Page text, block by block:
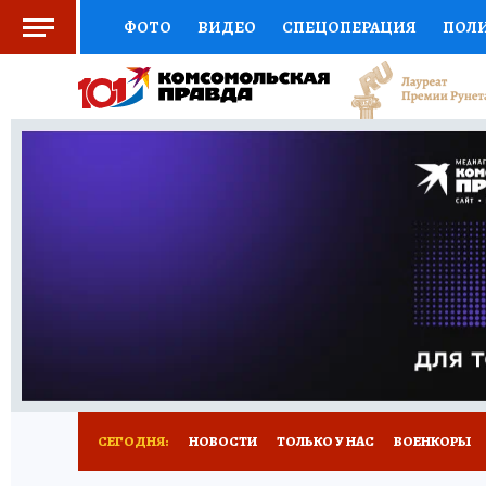
ФОТО ВИДЕО СПЕЦОПЕРАЦИЯ
СОЦПОДДЕРЖКА НАУКА СПОРТ
ВЫБОР ЭКСПЕРТОВ ДОКТОР
ПРОГНОЗЫ НА СПОРТ
НОВОЕ
СЕГОДНЯ: НОВОСТИ ТОЛЬКО У НАС ВОЕНКОРЫ